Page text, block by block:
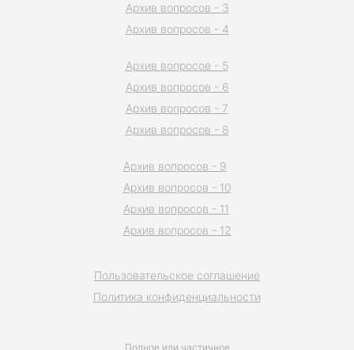
Полное или частичное
Пользовательское соглашение
Политика конфиденциальности
Архив вопросов - 3
Архив вопросов - 4
Архив вопросов - 5
Архив вопросов - 6
Архив вопросов - 7
Архив вопросов - 8
Архив вопросов - 9
Архив вопросов - 10
Архив вопросов - 11
Архив вопросов - 12